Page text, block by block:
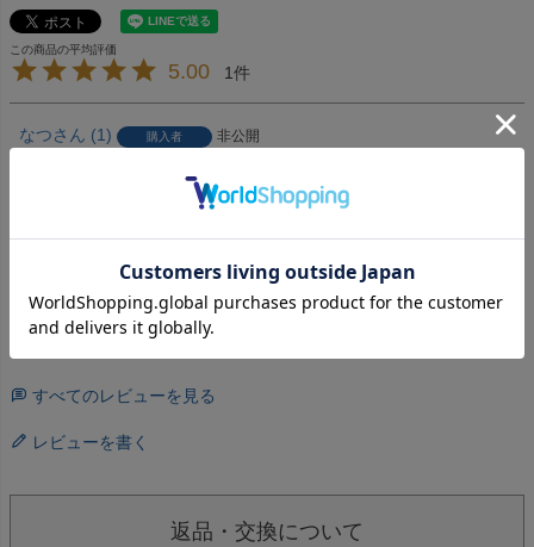
5.00 1
なつ 1 購入者
非公開
こちらは本当に美味しいです
お土産で買っても毎回喜ばれます
プレゼント用にしてもお土産にしても間違いなしです
すべてのレビューを見る
レビューを書く
返品・交換について